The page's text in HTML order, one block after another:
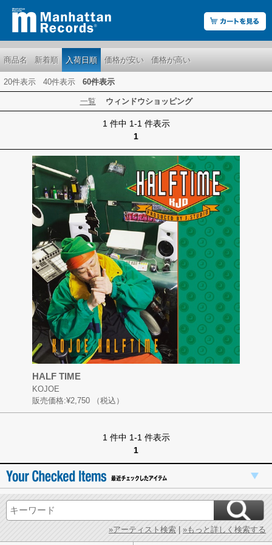
商品名 新着順 入荷日順 価格が安い 価格が高い
20件表示 40件表示 60件表示
一覧 ウィンドウショッピング
1 件中 1-1 件表示
1
HALF TIME
KOJOE
販売価格:¥2,750 （税込）
1 件中 1-1 件表示
1
»アーティスト検索 | »もっと詳しく検索する